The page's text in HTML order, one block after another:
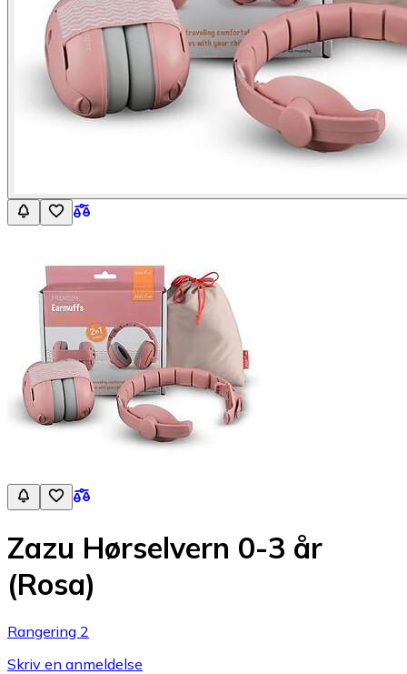
Zazu Hørselvern 0-3 år
(Rosa)
Rangering 2
Skriv en anmeldelse